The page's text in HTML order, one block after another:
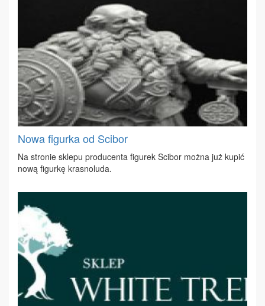
Nowa figurka od Scibor
Na stro­nie skle­pu pro­du­cen­ta fi­gu­rek Sci­bor moż­na już ku­pić
no­wą fi­gur­kę kra­sno­lu­da.